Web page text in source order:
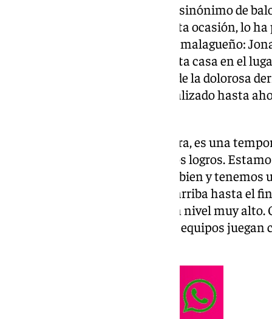
Un martes en 101 Televisión es sinónimo de
programa de ‘Zona Verde’. En esta ocasión, lo
grandes jugadores del conjunto malagueño:
atendido a los micrófonos de esta casa en el
Carpena. Lo ha hecho después de la dolorosa
pone la mirada en el camino realizado hasta
Gran arranque: «Se ve desde fuera, es una
que es complicado repetir tantos logros.
primeros en ACB, que está muy bien y
que lucharemos por seguir ahí arriba hasta el
acostumbramos a mantener un nivel muy
la línea, pero es complicado, los equipos